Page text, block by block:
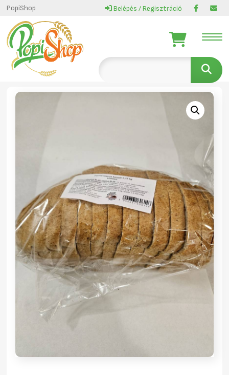
PopiShop Belépés / Regisztráció